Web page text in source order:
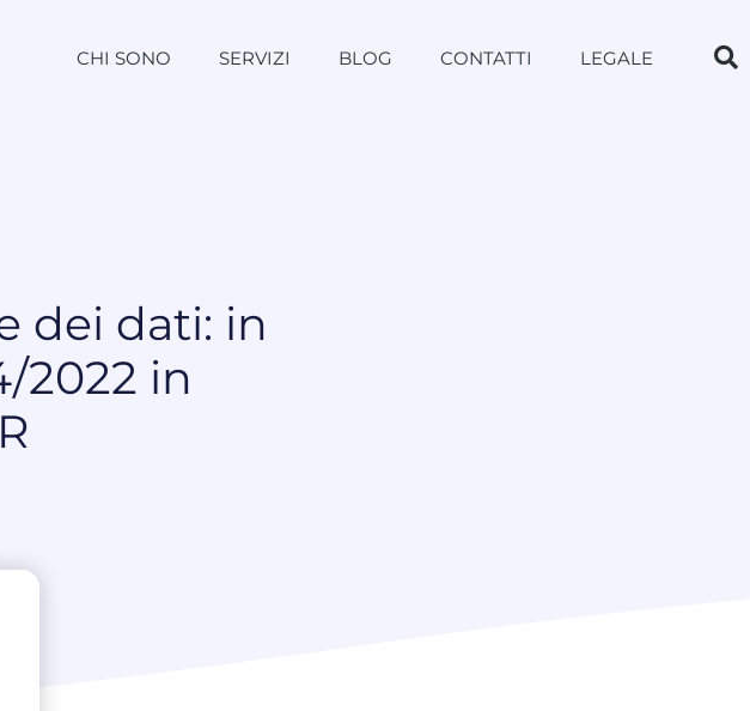
CHI SONO SERVIZI BLOG CONTATTI LEGALE
dei dati: in
2022 in